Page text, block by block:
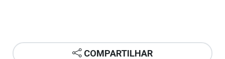
COMPARTILHAR